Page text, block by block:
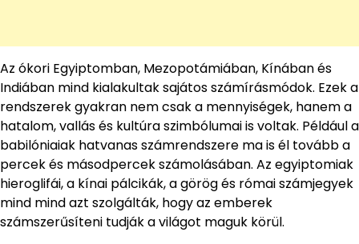
Az ókori Egyiptomban, Mezopotámiában, Kínában és
Indiában mind kialakultak sajátos számírásmódok. Ezek a
rendszerek gyakran nem csak a mennyiségek, hanem a
hatalom, vallás és kultúra szimbólumai is voltak. Például a
babilóniaiak hatvanas számrendszere ma is él tovább a
percek és másodpercek számolásában. Az egyiptomiak
hieroglifái, a kínai pálcikák, a görög és római számjegyek
mind mind azt szolgálták, hogy az emberek
számszerűsíteni tudják a világot maguk körül.